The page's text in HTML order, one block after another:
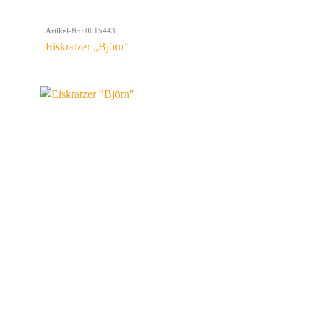
Artikel-Nr.: 0015443
Eiskratzer „Björn“